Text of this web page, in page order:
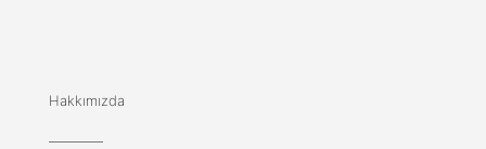
Hakkımızda